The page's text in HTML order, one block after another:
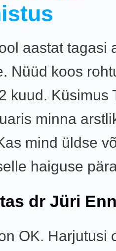
aastat tagasi
Nüüd koos
kuud. Küsimus
minna
mind üldse
haiguse
dr Jüri
OK. Harjutusi